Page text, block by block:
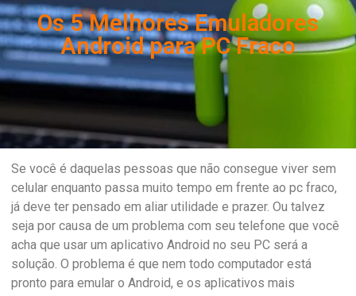
Os 5 Melhores Emuladores
Android para PC Fraco
Se você é daquelas pessoas que não consegue viver sem
celular enquanto passa muito tempo em frente ao pc fraco,
já deve ter pensado em aliar utilidade e prazer. Ou talvez
seja por causa de um problema com seu telefone que você
acha que usar um aplicativo Android no seu PC será a
solução. O problema é que nem todo computador está
pronto para emular o Android, e os aplicativos mais